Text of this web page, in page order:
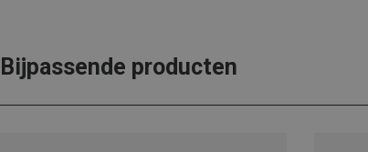
Bijpassende producten